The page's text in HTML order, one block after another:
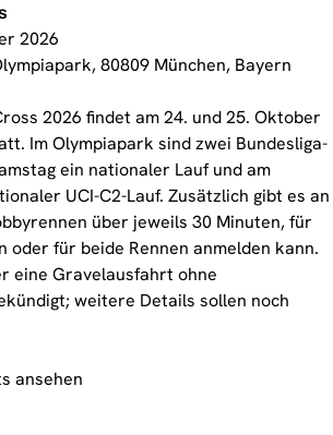
2026
80809 München, Bayern
2026 findet am 24. und 25. Oktober
Im Olympiapark sind zwei Bundesliga-
ein nationaler Lauf und am
UCI-C2-Lauf. Zusätzlich gibt es an
über jeweils 30 Minuten, für
oder für beide Rennen anmelden kann.
eine Gravelausfahrt ohne
weitere Details sollen noch
ansehen